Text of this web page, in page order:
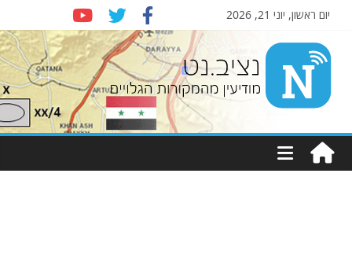
יום ראשון, יוני 21, 2026
Nziv.net
מודיעין
מהמקורות